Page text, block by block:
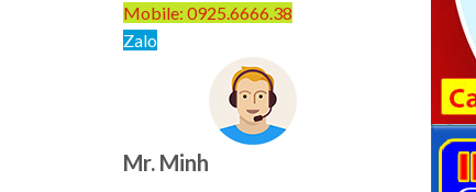
Mobile: 0925.6666.38
Zalo
Mr. Minh